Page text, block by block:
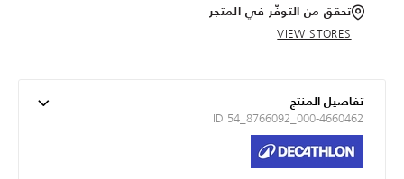
تحقق من التوفّر في المتجر
VIEW STORES
تفاصيل المنتج
ID 54_8766092_000-4660462